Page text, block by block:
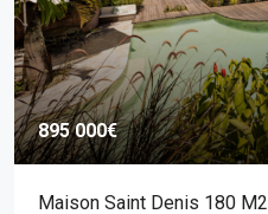
895 000€
Maison Saint Denis 180 M2